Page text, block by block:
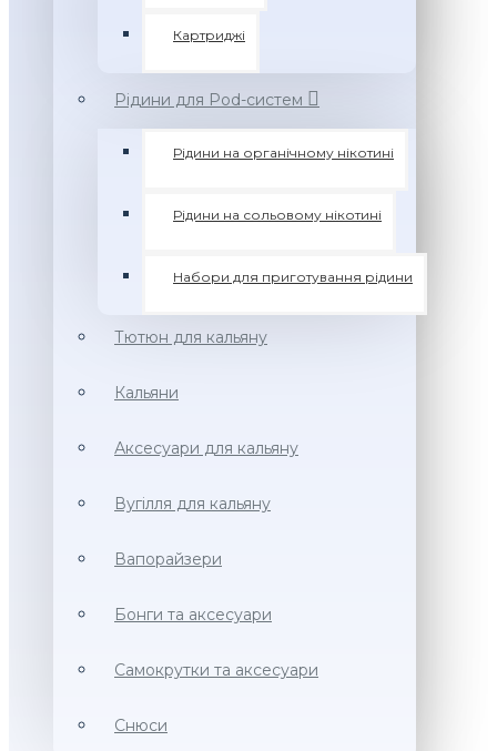
Картриджі
Рідини для Pod-систем
Рідини на органічному нікотині
Рідини на сольовому нікотині
Набори для приготування рідини
Тютюн для кальяну
Кальяни
Аксесуари для кальяну
Вугілля для кальяну
Вапорайзери
Бонги та аксесуари
Самокрутки та аксесуари
Снюси